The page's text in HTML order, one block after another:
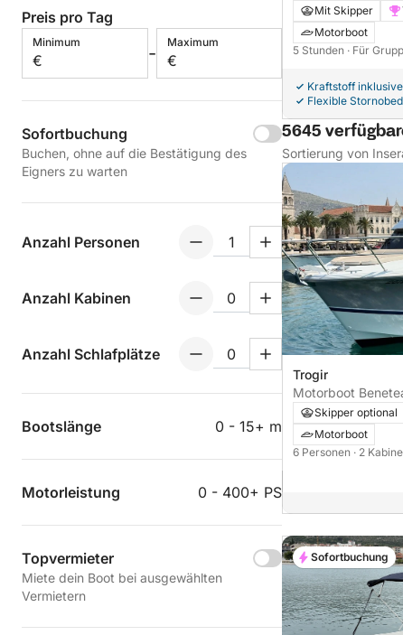
Preis pro Tag
Minimum
€ -
Maximum
€
Sofortbuchung
Buchen, ohne auf die Bestätigung des
Eigners zu warten
Anzahl Personen
Anzahl Kabinen
Anzahl Schlafplätze
Bootslänge 0 - 15+ m
Motorleistung 0 - 400+ PS
Topvermieter
Miete dein Boot bei ausgewählten
Vermietern
Blauen Lagune
Mit Skipper
Motorboot
5 Stunden · Für
Kraftstoff inklusive
Flexible
5645
Sortierung von
Trogir
Motorboot Beneteau Antares 36
600PS
Skipper optional
Motorboot
6 Personen · 2
Sofortbuchung